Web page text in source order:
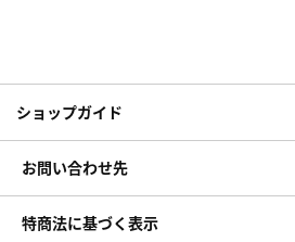
ショップガイド
お問い合わせ先
特商法に基づく表示